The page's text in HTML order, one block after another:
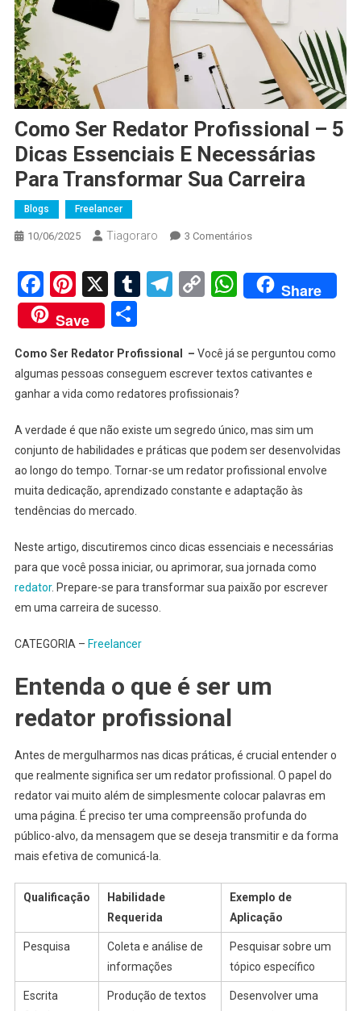
Como Ser Redator Profissional – 5
Dicas Essenciais E Necessárias
Para Transformar Sua Carreira
Blogs Freelancer
10/06/2025 Tiagoraro 3 ComentáriosEm
Ser
Redator
Transformar
Sua
Carreira
Facebook
Pinterest
X Tumblr
Telegram
CopyWhatsApp
Share
Save
Share
Como Ser Redator Profissional – Você já se perguntou como
algumas pessoas conseguem escrever textos cativantes e
ganhar a vida como redatores profissionais?
A verdade é que não existe um segredo único, mas sim um
conjunto de habilidades e práticas que podem ser desenvolvidas
ao longo do tempo. Tornar-se um redator profissional envolve
muita dedicação, aprendizado constante e adaptação às
tendências do mercado.
Neste artigo, discutiremos cinco dicas essenciais e necessárias
para que você possa iniciar, ou aprimorar, sua jornada como
redator. Prepare-se para transformar sua paixão por escrever
em uma carreira de sucesso.
CATEGORIA – Freelancer
Entenda o que é ser um
redator profissional
Antes de mergulharmos nas dicas práticas, é crucial entender o
que realmente significa ser um redator profissional. O papel do
redator vai muito além de simplesmente colocar palavras em
uma página. É preciso ter uma compreensão profunda do
público-alvo, da mensagem que se deseja transmitir e da forma
mais efetiva de comunicá-la.
Qualificação
Habilidade
Requerida
Exemplo de
Aplicação
Pesquisa
Coleta e análise de
informações
Pesquisar sobre um
tópico específico
Escrita
Produção de textos
Desenvolver uma